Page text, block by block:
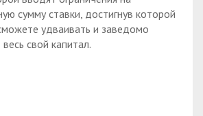
сумму ставки, достигнув которой
удваивать и заведомо
свой капитал.